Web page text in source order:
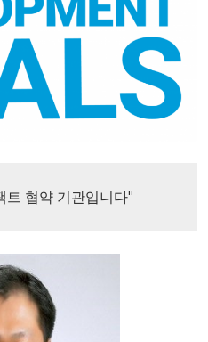
협약 기관입니다"